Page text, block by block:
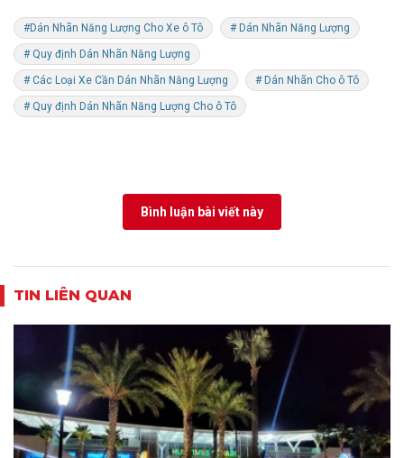
#Dán Nhãn Năng Lượng Cho Xe ô Tô # Dán Nhãn Năng Lượng
# Quy định Dán Nhãn Năng Lượng
# Các Loại Xe Cần Dán Nhãn Năng Lượng # Dán Nhãn Cho ô Tô
# Quy định Dán Nhãn Năng Lượng Cho ô Tô
Bình luận bài viết này
TIN LIÊN QUAN